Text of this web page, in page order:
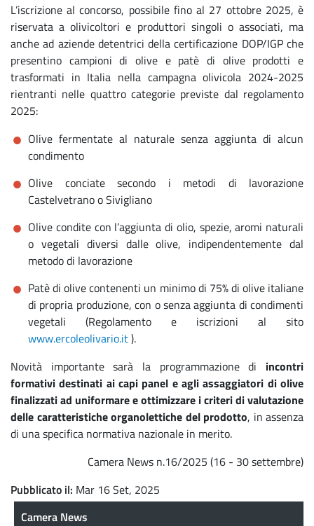
L’iscrizione al concorso, possibile fino al 27 ottobre 2025, è
riservata a olivicoltori e produttori singoli o associati, ma
anche ad aziende detentrici della certificazione DOP/IGP che
presentino campioni di olive e patè di olive prodotti e
trasformati in Italia nella campagna olivicola 2024-2025
rientranti nelle quattro categorie previste dal regolamento
2025:
Olive fermentate al naturale senza aggiunta di alcun
condimento
Olive conciate secondo i metodi di lavorazione
Castelvetrano o Sivigliano
Olive condite con l’aggiunta di olio, spezie, aromi naturali
o vegetali diversi dalle olive, indipendentemente dal
metodo di lavorazione
Patè di olive contenenti un minimo di 75% di olive italiane
di propria produzione, con o senza aggiunta di condimenti
vegetali (Regolamento e iscrizioni al sito
www.ercoleolivario.it).
Novità importante sarà la programmazione di incontri
formativi destinati ai capi panel e agli assaggiatori di olive
finalizzati ad uniformare e ottimizzare i criteri di valutazione
delle caratteristiche organolettiche del prodotto, in assenza
di una specifica normativa nazionale in merito.
Camera News n.16/2025 (16 - 30 settembre)
Pubblicato il Mar 16 Set, 2025
Camera News
Camera News